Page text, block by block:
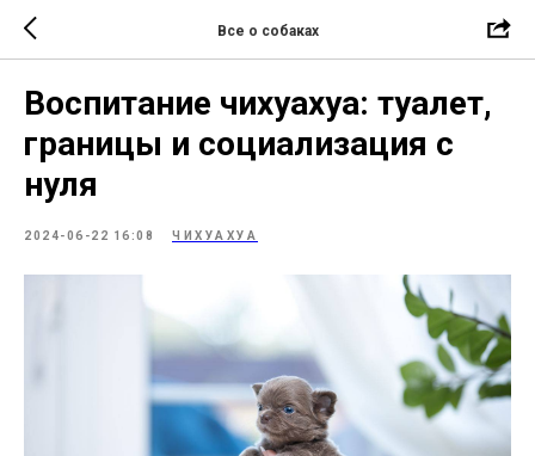
Все о собаках
Воспитание чихуахуа: туалет,
границы и социализация с
нуля
2024-06-22 16:08 ЧИХУАХУА